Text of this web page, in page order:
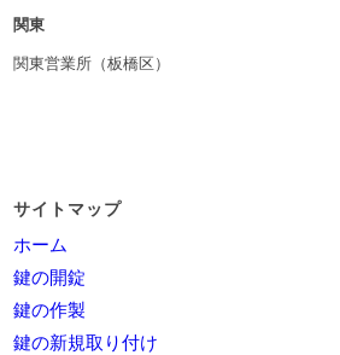
関東
関東営業所（板橋区）
サイトマップ
ホーム
鍵の開錠
鍵の作製
鍵の新規取り付け